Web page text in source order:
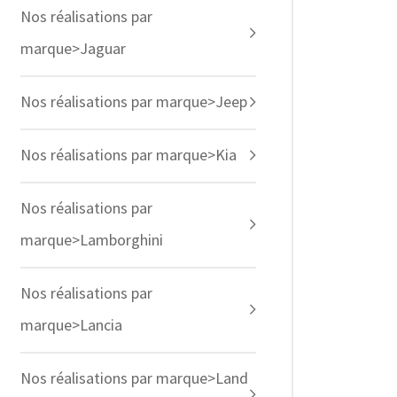
Nos réalisations par
marque>Jaguar
Nos réalisations par marque>Jeep
Nos réalisations par marque>Kia
Nos réalisations par
marque>Lamborghini
Nos réalisations par
marque>Lancia
Nos réalisations par marque>Land